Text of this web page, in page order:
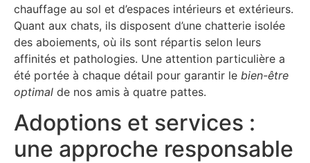
chauffage au sol et d’espaces intérieurs et extérieurs.
Quant aux chats, ils disposent d’une chatterie isolée
des aboiements, où ils sont répartis selon leurs
affinités et pathologies. Une attention particulière a
été portée à chaque détail pour garantir le bien-être
optimal de nos amis à quatre pattes.
Adoptions et services :
une approche responsable